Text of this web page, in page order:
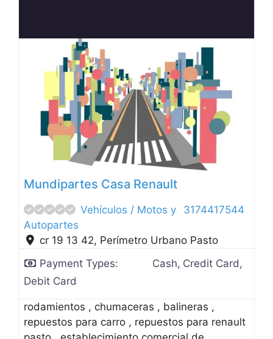
Anterior
Mundipartes Casa Renault
3174417544
Vehículos / Motos y
Autopartes
cr 19 13 42, Perímetro Urbano Pasto
Payment Types:
Cash, Credit Card,
Debit Card
rodamientos , chumaceras , balineras ,
repuestos para carro , repuestos para renault